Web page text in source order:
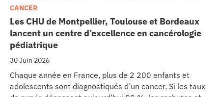
Les CHU de Montpellier, Toulouse et Bordeaux
lancent un centre d’excellence en cancérologie
pédiatrique
30 Juin 2026
CANCER
Chaque année en France, plus de 2 200 enfants et
adolescents sont diagnostiqués d’un cancer. Si les taux